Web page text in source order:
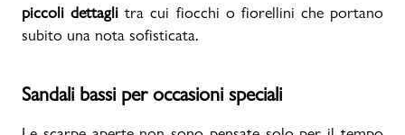
piccoli dettagli tra cui fiocchi o fiorellini che portano
subito una nota sofisticata.
Sandali bassi per occasioni speciali